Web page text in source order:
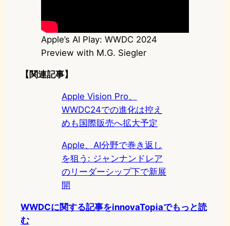
Apple’s AI Play: WWDC 2024
Preview with M.G. Siegler
【関連記事】
Apple Vision Pro、
WWDC24での進化は控え
めも国際販売へ拡大予定
Apple、AI分野で巻き返し
を狙う: ジャンナンドレア
のリーダーシップ下で新展
開
WWDCに関する記事をinnovaTopiaでもっと読
む